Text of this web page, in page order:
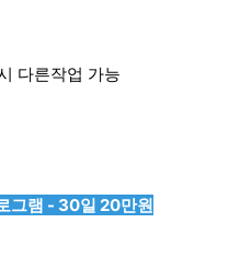
다른작업 가능
그램 - 30일 20만원